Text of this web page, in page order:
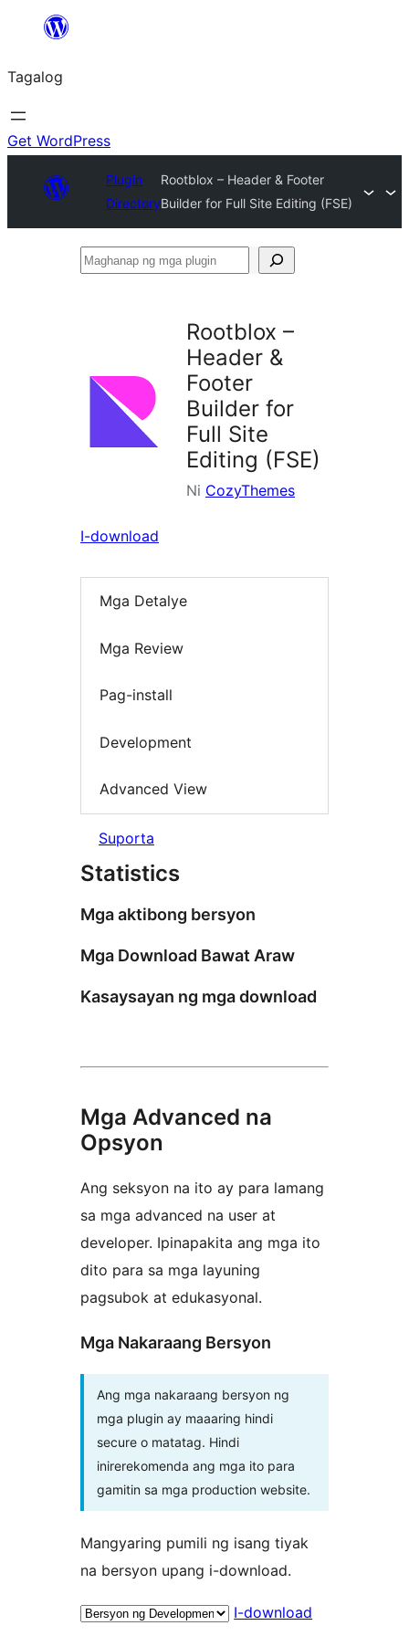
Lumaktaw
sa
content
Tagalog
Get WordPress
Plugin
Directory
Rootblox – Header & Footer
Builder for Full Site Editing (FSE)
Maghanap
Rootblox –
Header &
Footer
Builder for
Full Site
Editing (FSE)
Ni CozyThemes
I-download
Mga Detalye
Mga Review
Pag-install
Development
Advanced View
Suporta
Statistics
Mga aktibong bersyon
Mga Download Bawat Araw
Kasaysayan ng mga download
Mga Advanced na
Opsyon
Ang seksyon na ito ay para lamang
sa mga advanced na user at
developer. Ipinapakita ang mga ito
dito para sa mga layuning
pagsubok at edukasyonal.
Mga Nakaraang Bersyon
Ang mga nakaraang bersyon ng
mga plugin ay maaaring hindi
secure o matatag. Hindi
inirerekomenda ang mga ito para
gamitin sa mga production website.
Mangyaring pumili ng isang tiyak
na bersyon upang i-download.
I-download